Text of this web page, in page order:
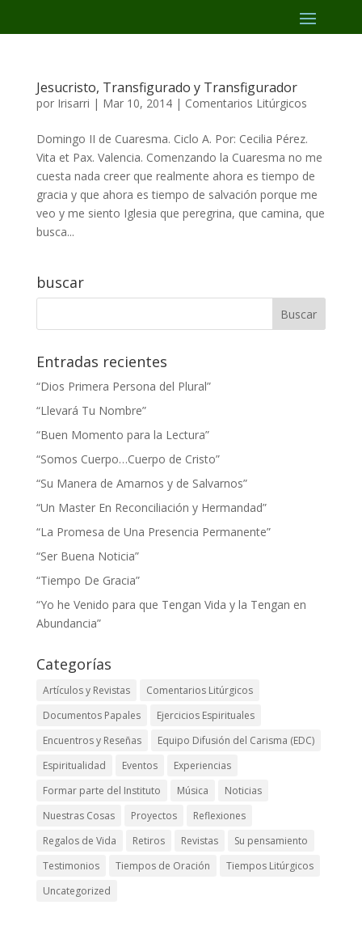
Jesucristo, Transfigurado y Transfigurador
por Irisarri | Mar 10, 2014| Comentarios Litúrgicos
Domingo II de Cuaresma. Ciclo A. Por: Cecilia Pérez.
Vita et Pax. Valencia. Comenzando la Cuaresma no me
cuesta nada creer que realmente ahora es tiempo de
gracia y que ahora es tiempo de salvación porque me
veo y me siento Iglesia que peregrina, que camina, que
busca...
buscar
Entradas recientes
“Dios Primera Persona del Plural”
“Llevará Tu Nombre”
“Buen Momento para la Lectura”
“Somos Cuerpo…Cuerpo de Cristo”
“Su Manera de Amarnos y de Salvarnos”
“Un Master En Reconciliación y Hermandad”
“La Promesa de Una Presencia Permanente”
“Ser Buena Noticia”
“Tiempo De Gracia”
“Yo he Venido para que Tengan Vida y la Tengan en
Abundancia”
Categorías
Artículos y Revistas
Comentarios Litúrgicos
Documentos Papales
Ejercicios Espirituales
Encuentros y Reseñas
Equipo Difusión del Carisma (EDC)
Espiritualidad
Eventos
Experiencias
Formar parte del Instituto
Música
Noticias
Nuestras Cosas
Proyectos
Reflexiones
Regalos de Vida
Retiros Revistas
Su pensamiento
Testimonios
Tiempos de Oración
Tiempos Litúrgicos
Uncategorized